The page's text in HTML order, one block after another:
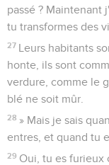
passé ? Maintenant
tu transformes des
27 Leurs habitants
honte, ils sont
verdure, comme le
blé ne soit mûr.
28 » Mais je sais
entres, et quand tu
29 Oui, tu es furieux